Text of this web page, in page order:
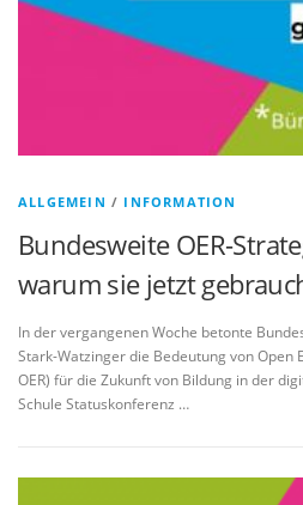
ALLGEMEIN / INFORMATION
Bundesweite OER-
warum sie jetzt
In der vergangenen Woche betonte
Stark-Watzinger die Bedeutung von Open
OER) für die Zukunft von Bildung in der
Schule Statuskonferenz …